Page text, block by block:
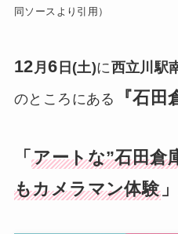
同ソースより引用）
12 月6 日(土)に西立川駅
のところにある
『石田
「アートな”石田倉
もカメラマン体験 」